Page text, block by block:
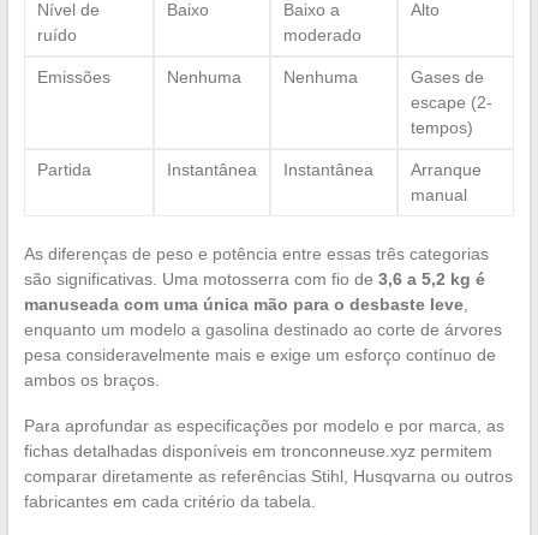
Nível de
ruído
Baixo
Baixo a
moderado
Alto
Emissões Nenhuma Nenhuma
Gases de
escape (2-
tempos)
Partida Instantânea Instantânea
Arranque
manual
As diferenças de peso e potência entre essas três categorias
são significativas. Uma motosserra com fio de 3,6 a 5,2 kg é
manuseada com uma única mão para o desbaste leve,
enquanto um modelo a gasolina destinado ao corte de árvores
pesa consideravelmente mais e exige um esforço contínuo de
ambos os braços.
Para aprofundar as especificações por modelo e por marca, as
fichas detalhadas disponíveis em tronconneuse.xyz permitem
comparar diretamente as referências Stihl, Husqvarna ou outros
fabricantes em cada critério da tabela.